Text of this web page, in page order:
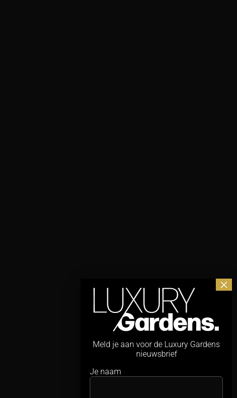
Meld je aan voor de Luxury Gardens
nieuwsbrief
Je naam